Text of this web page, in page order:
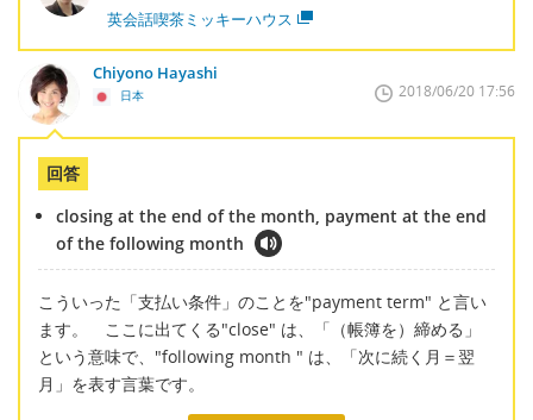
英会話喫茶ミッキーハウス
Chiyono Hayashi
日本 2018/06/20 17:56
回答
closing at the end of the month, payment at the end
of the following month
こういった「支払い条件」のことを"payment term" と言い
ます。 ここに出てくる"close" は、「（帳簿を）締める」
という意味で、"following month " は、「次に続く月＝翌
月」を表す言葉です。